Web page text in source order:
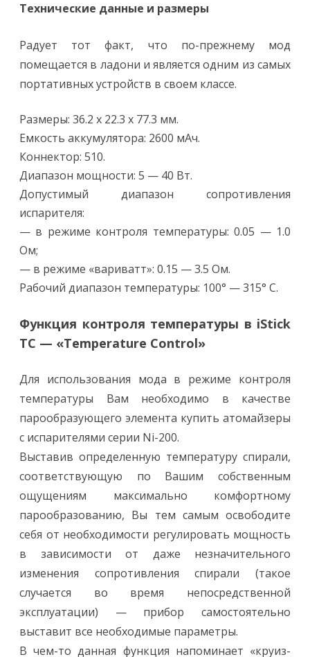
Технические данные и размеры
Радует тот факт, что по-прежнему мод
помещается в ладони и является одним из самых
портативных устройств в своем классе.
Размеры: 36.2 x 22.3 x 77.3 мм.
Емкость аккумулятора: 2600 мАч.
Коннектор: 510.
Диапазон мощности: 5 — 40 Вт.
Допустимый диапазон сопротивления
испарителя:
— в режиме контроля температуры: 0.05 — 1.0
Ом;
— в режиме «вариватт»: 0.15 — 3.5 Ом.
Рабочий диапазон температуры: 100° — 315° С.
Функция контроля температуры в iStick
TC — «Temperature Control»
Для использования мода в режиме контроля
температуры Вам необходимо в качестве
парообразующего элемента купить атомайзеры
с испарителями серии Ni-200.
Выставив определенную температуру спирали,
соответствующую по Вашим собственным
ощущениям максимально комфортному
парообразованию, Вы тем самым освободите
себя от необходимости регулировать мощность
в зависимости от даже незначительного
изменения сопротивления спирали (такое
случается во время непосредственной
эксплуатации) — прибор самостоятельно
выставит все необходимые параметры.
В чем-то данная функция напоминает «круиз-